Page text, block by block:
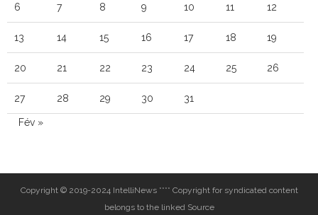
6 7 8 9 10 11 12
13 14 15 16 17 18 19
20 21 22 23 24 25 26
27 28 29 30 31
Fév »
Copyright © 2019-2024 IntelliNews **** Copyright for syndicated content
belongs to the linked Source